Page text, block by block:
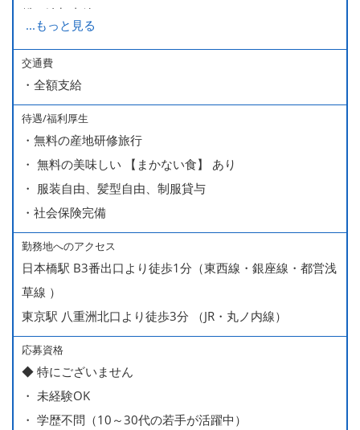
詳細はご面談時にご案内いたします。
働は追加支給
■昇給（随時）
■賞与年2回（夏・冬）
■売上インセンティブ
■役職手当
...もっと見る
交通費
・全額支給
待遇/福利厚生
・無料の産地研修旅行
・ 無料の美味しい 【まかない食】 あり
・ 服装自由、髪型自由、制服貸与
・社会保険完備
勤務地へのアクセス
日本橋駅 B3番出口より徒歩1分（東西線・銀座線・都営浅
草線 ）
東京駅 八重洲北口より徒歩3分 （JR・丸ノ内線）
応募資格
◆ 特にございません
・ 未経験OK
・ 学歴不問（10～30代の若手が活躍中）